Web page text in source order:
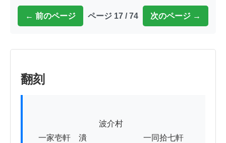
← 前のページ ページ 17 / 74 次のページ →
翻刻
一家壱軒　潰　　　　　　　一同拾七軒